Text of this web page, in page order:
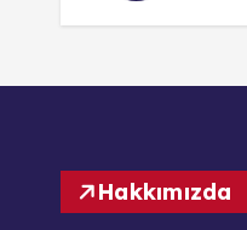
Hakkımızda